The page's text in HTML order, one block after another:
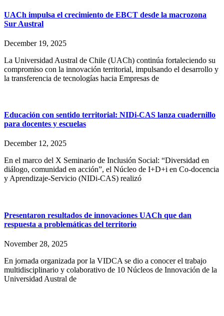
UACh impulsa el crecimiento de EBCT desde la macrozona
Sur Austral
December 19, 2025
La Universidad Austral de Chile (UACh) continúa fortaleciendo su
compromiso con la innovación territorial, impulsando el desarrollo y
la transferencia de tecnologías hacia Empresas de
Educación con sentido territorial: NIDi-CAS lanza cuadernillo
para docentes y escuelas
December 12, 2025
En el marco del X Seminario de Inclusión Social: “Diversidad en
diálogo, comunidad en acción”, el Núcleo de I+D+i en Co-docencia
y Aprendizaje-Servicio (NIDi-CAS) realizó
Presentaron resultados de innovaciones UACh que dan
respuesta a problemáticas del territorio
November 28, 2025
En jornada organizada por la VIDCA se dio a conocer el trabajo
multidisciplinario y colaborativo de 10 Núcleos de Innovación de la
Universidad Austral de